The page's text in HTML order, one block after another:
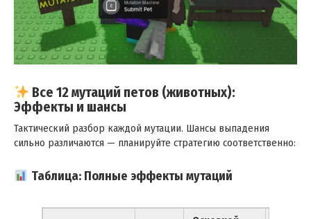
Все 12 мутаций петов (животных):
Эффекты и шансы
Тактический разбор каждой мутации. Шансы выпадения
сильно различаются — планируйте стратегию соответственно:
Таблица: Полные эффекты мутаций